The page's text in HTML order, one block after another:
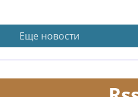
Еще новости